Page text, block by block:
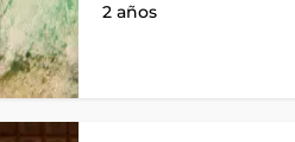
2 años